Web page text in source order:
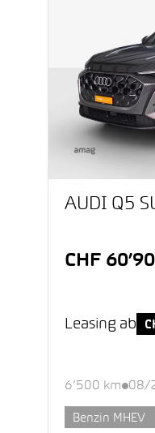
AUDI Q5
CHF
Leasing ab
6’500 km 08/
Benzin MHEV